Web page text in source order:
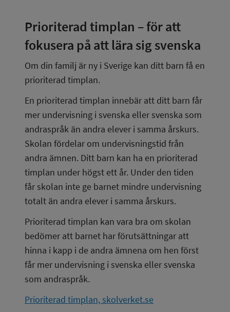
Prioriterad timplan – för att
fokusera på att lära sig svenska
Om din familj är ny i Sverige kan ditt barn få en
prioriterad timplan.
En prioriterad timplan innebär att ditt barn får
mer undervisning i svenska eller svenska som
andraspråk än andra elever i samma årskurs.
Skolan fördelar om undervisningstid från
andra ämnen. Ditt barn kan ha en prioriterad
timplan under högst ett år. Under den tiden
får skolan inte ge barnet mindre undervisning
totalt än andra elever i samma årskurs.
Prioriterad timplan kan vara bra om skolan
bedömer att barnet har förutsättningar att
hinna i kapp i de andra ämnena om hen först
får mer undervisning i svenska eller svenska
som andraspråk.
Prioriterad timplan, skolverket.se